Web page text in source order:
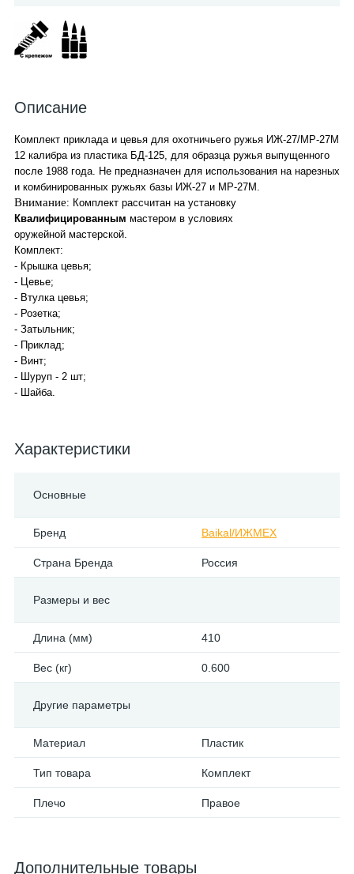
Описание
Комплект приклада и цевья для охотничьего ружья ИЖ-27/МР-27М
12 калибра из пластика БД-125, для образца ружья выпущенного
после 1988 года. Не предназначен для использования на нарезных
и комбинированных ружьях базы ИЖ-27 и МР-27М.
Внимание: Комплект рассчитан на установку
Квалифицированным мастером в условиях
оружейной мастерской.
Комплект:
- Крышка цевья;
- Цевье;
- Втулка цевья;
- Розетка;
- Затыльник;
- Приклад;
- Винт;
- Шуруп - 2 шт;
- Шайба.
Характеристики
Основные
Бренд Baikal/ИЖМЕХ
Страна Бренда Россия
Размеры и вес
Длина (мм) 410
Вес (кг) 0.600
Другие параметры
Материал Пластик
Тип товара Комплект
Плечо Правое
Дополнительные товары